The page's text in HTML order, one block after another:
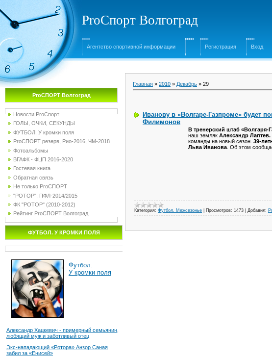
ProСпорт Волгоград
Агентство спортивной информации Регистрация Вход
ProСПОРТ Волгоград
Новости ProСпорт
ГОЛЫ, ОЧКИ, СЕКУНДЫ
ФУТБОЛ. У кромки поля
ProСПОРТ резерв, Рио-2016, ЧМ-2018
Фотоальбомы
ВГАФК - ФЦП 2016-2020
Гостевая книга
Обратная связь
Не только ProСПОРТ
"РОТОР". ПФЛ-2014/2015
ФК "РОТОР" (2010-2012)
Рейтинг ProСПОРТ Волгоград
ФУТБОЛ. У КРОМКИ ПОЛЯ
Футбол.
У кромки поля
Александр Хацкевич - примерный семьянин,
любящий муж и заботливый отец
Экс-нападающий «Ротора» Анзор Саная
забил за «Енисей»
Главная » 2010 » Декабрь » 29
Иванову в «Волгаре-Газпроме» будет
Филимонов
В тренерский штаб «Волгаря-
наш земляк Александр Лаптев.
команды на новый сезон. 39-
Льва Иванова . Об этом
Категория: Футбол. Межсезонье Просмотров: 1473 Добавил: